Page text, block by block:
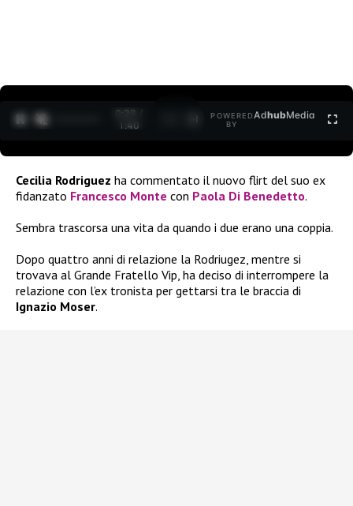
0:30 /
1:40
POWERED
BY
AdhubMedia
Cecilia Rodriguez ha commentato il nuovo flirt del suo ex
fidanzato Francesco Monte con Paola Di Benedetto.
Sembra trascorsa una vita da quando i due erano una coppia.
Dopo quattro anni di relazione la Rodriugez, mentre si
trovava al Grande Fratello Vip, ha deciso di interrompere la
relazione con l’ex tronista per gettarsi tra le braccia di
Ignazio Moser.